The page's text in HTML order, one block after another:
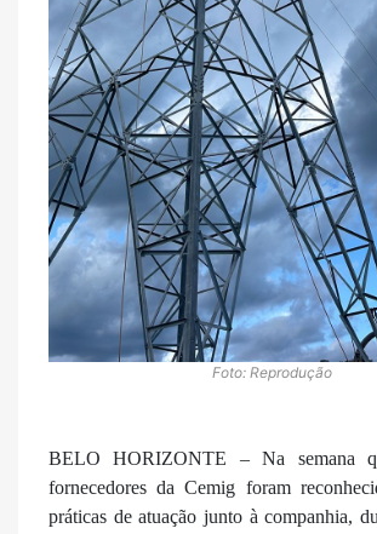
Foto: Reprodução
BELO HORIZONTE – Na semana
fornecedores da Cemig foram
práticas de atuação junto à companhia,